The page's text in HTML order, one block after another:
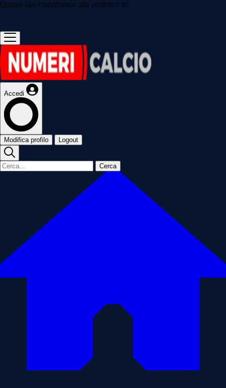
Questo sito contribuisce alla audience de
Accedi
Modifica profilo Logout
Cerca